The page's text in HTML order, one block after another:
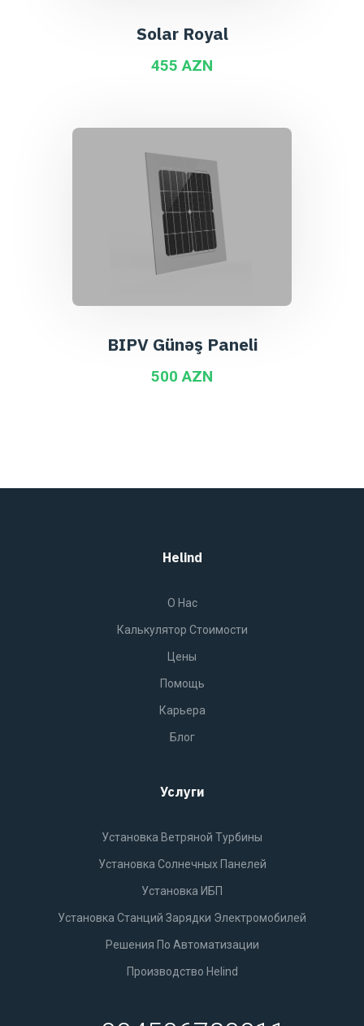
Solar Royal
455 AZN
BIPV Günəş Paneli
500 AZN
Helind
O Нас
Калькулятор Стоимости
Цены
Помощь
Карьера
Блог
Услуги
Установка Ветряной Турбины
Установка Солнечных Панелей
Установка ИБП
Установка Станций Зарядки Электромобилей
Решения По Автоматизации
Производство Helind